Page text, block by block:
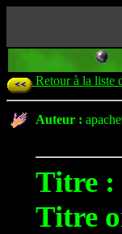
Retour à la liste
Auteur :
Titre :
Titre